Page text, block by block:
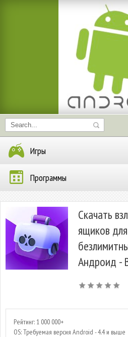
Игры
Программы
Скачать
ящиков
Андроид -
Рейтинг: 1 000 000+
OS: Требуемая версия Android - 4.4 и выше